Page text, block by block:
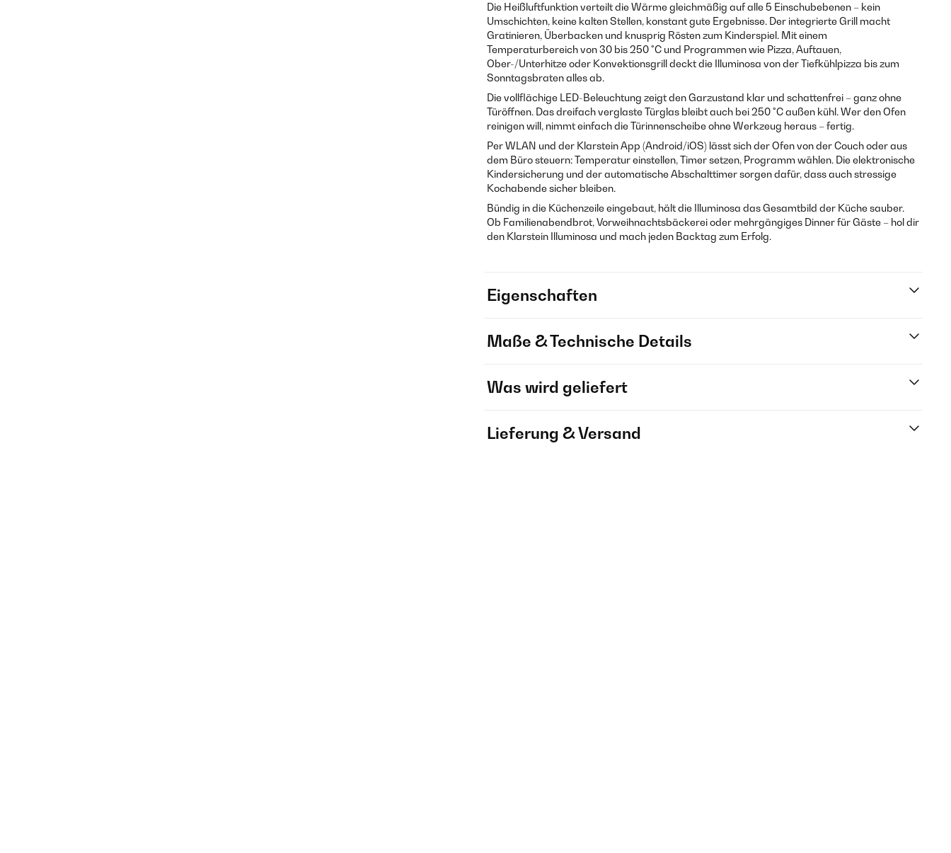
Die Heißluftfunktion verteilt die Wärme gleichmäßig auf alle 5 Einschubebenen – kein
Umschichten, keine kalten Stellen, konstant gute Ergebnisse. Der integrierte Grill macht
Gratinieren, Überbacken und knusprig Rösten zum Kinderspiel. Mit einem
Temperaturbereich von 30 bis 250 °C und Programmen wie Pizza, Auftauen,
Ober-/Unterhitze oder Konvektionsgrill deckt die Illuminosa von der Tiefkühlpizza bis zum
Sonntagsbraten alles ab.
Die vollflächige LED-Beleuchtung zeigt den Garzustand klar und schattenfrei – ganz ohne
Türöffnen. Das dreifach verglaste Türglas bleibt auch bei 250 °C außen kühl. Wer den Ofen
reinigen will, nimmt einfach die Türinnenscheibe ohne Werkzeug heraus – fertig.
Per WLAN und der Klarstein App (Android/iOS) lässt sich der Ofen von der Couch oder aus
dem Büro steuern: Temperatur einstellen, Timer setzen, Programm wählen. Die elektronische
Kindersicherung und der automatische Abschalttimer sorgen dafür, dass auch stressige
Kochabende sicher bleiben.
Bündig in die Küchenzeile eingebaut, hält die Illuminosa das Gesamtbild der Küche sauber.
Ob Familienabendbrot, Vorweihnachtsbäckerei oder mehrgängiges Dinner für Gäste – hol dir
den Klarstein Illuminosa und mach jeden Backtag zum Erfolg.
Eigenschaften
Maße & Technische Details
Was wird geliefert
Lieferung & Versand